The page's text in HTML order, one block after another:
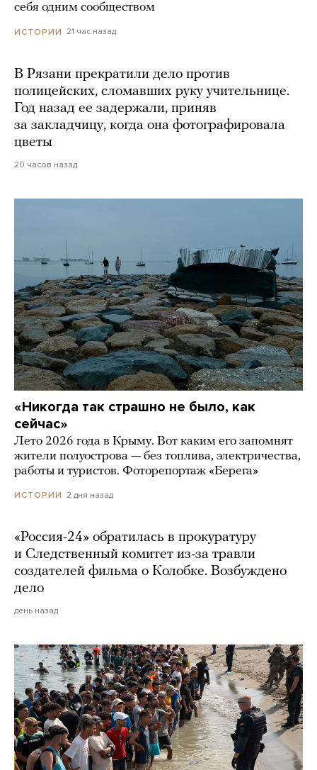
себя одним сообществом
ИСТОРИИ 21 час назад
В Рязани прекратили дело против
полицейских, сломавших руку учительнице.
Год назад ее задержали, приняв
за закладчицу, когда она фотографировала
цветы
20 часов назад
«Никогда так страшно не было, как
сейчас»
Лето 2026 года в Крыму. Вот каким его запомнят
жители полуострова — без топлива, электричества,
работы и туристов. Фоторепортаж «Берега»
ИСТОРИИ 2 дня назад
«Россия-24» обратилась в прокуратуру
и Следственный комитет из-за травли
создателей фильма о Колобке. Возбуждено
дело
день назад